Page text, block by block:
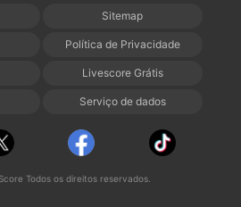
Sitemap
Política de Privacidade
Livescore Grátis
Serviço de dados
Todos os direitos reservados.